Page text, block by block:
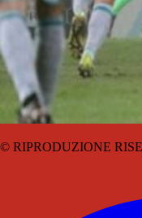
© RIPRODUZIONE